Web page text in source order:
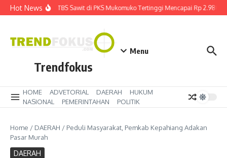
Lewati ke konten
Hot NewsHarga TBS Sawit di PKS Mukomuko Tertinggi Mencapai Rp 2.980 kg
Trendfokus
Menu
HOME ADVETORIAL DAERAH
HUKUM
NASIONAL
PEMERINTAHAN POLITIK
Home / DAERAH / Peduli Masyarakat, Pemkab Kepahiang Adakan
Pasar Murah
DAERAH